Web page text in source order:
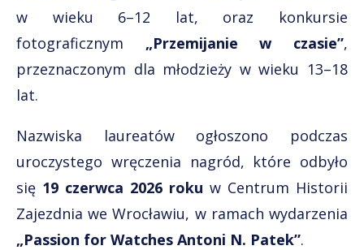
w wieku 6–12 lat, oraz konkursie
fotograficznym „Przemijanie w czasie”,
przeznaczonym dla młodzieży w wieku 13–18
lat.
Nazwiska laureatów ogłoszono podczas
uroczystego wręczenia nagród, które odbyło
się 19 czerwca 2026 roku w Centrum Historii
Zajezdnia we Wrocławiu, w ramach wydarzenia
„Passion for Watches Antoni N. Patek”.